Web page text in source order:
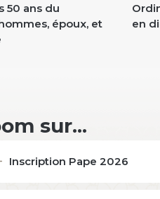
50 ans du
époux, et
en
sur...
Inscription Pape 2026